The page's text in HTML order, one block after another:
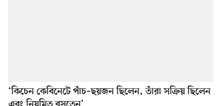
‘কিচেন কেবিনেটে পাঁচ–ছয়জন ছিলেন, তাঁরা সক্রিয় ছিলেন